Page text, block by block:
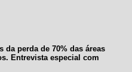
da perda de 70% das áreas
Entrevista especial com